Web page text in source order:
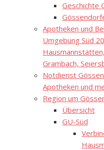
Geschichte
Apotheken und
Umgebung Süd
Grambach,
Notdienst
Apotheken und
Region um
Übersicht
GU-Süd